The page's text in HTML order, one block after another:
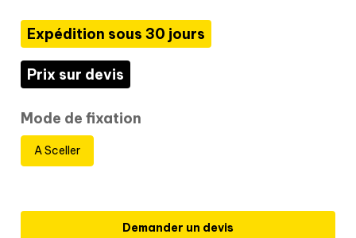
Expédition sous 30 jours
Prix sur devis
Mode de fixation
A Sceller
Demander un devis